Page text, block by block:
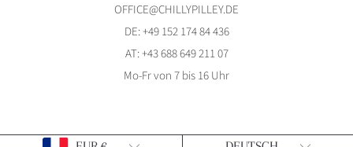
OFFICE@CHILLYPILLEY.DE
DE:+49 152 174 84 436
AT:+43 688 649 211 07
Mo-Fr von 7 bis 16 Uhr
Land/Region